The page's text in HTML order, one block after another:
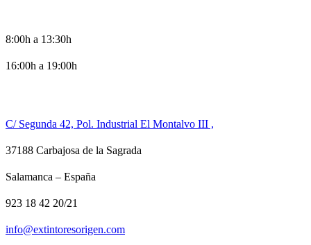
8:00h a 13:30h
16:00h a 19:00h
C/ Segunda 42, Pol. Industrial El Montalvo III ,
37188 Carbajosa de la Sagrada
Salamanca – España
923 18 42 20/21
info@extintoresorigen.com